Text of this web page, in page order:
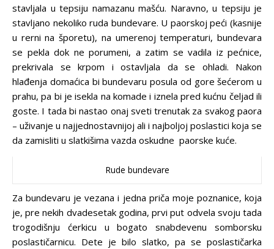
stavljala u tepsiju namazanu mašću. Naravno, u tepsiju je
stavljano nekoliko ruda bundevare. U paorskoj peći (kasnije
u rerni na šporetu), na umerenoj temperaturi, bundevara
se pekla dok ne porumeni, a zatim se vadila iz pećnice,
prekrivala se krpom i ostavljala da se ohladi. Nakon
hlađenja domaćica bi bundevaru posula od gore šećerom u
prahu, pa bi je isekla na komade i iznela pred kućnu čeljad ili
goste. I tada bi nastao onaj sveti trenutak za svakog paora
– uživanje u najjednostavnijoj ali i najboljoj poslastici koja se
da zamisliti u slatkišima vazda oskudne paorske kuće.
Rude bundevare
Za bundevaru je vezana i jedna priča moje poznanice, koja
je, pre nekih dvadesetak godina, prvi put odvela svoju tada
trogodišnju ćerkicu u bogato snabdevenu somborsku
poslastičarnicu. Dete je bilo slatko, pa se poslastičarka